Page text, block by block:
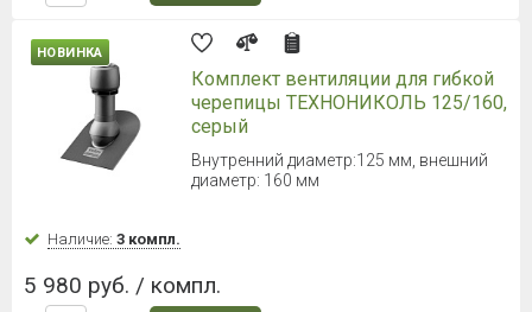
НОВИНКА
Комплект вентиляции для гибкой
черепицы ТЕХНОНИКОЛЬ 125/160,
серый
Внутренний диаметр:125 мм, внешний
диаметр: 160 мм
Наличие: 3 компл.
5 980 руб. / компл.